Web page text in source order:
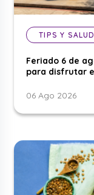
TIPS Y SALUD
Feriado 6 de
para disfrutar
06 Ago 2026